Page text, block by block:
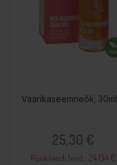
Vaarikaseemneõli, 30ml
25,30 €
Püsikliendi hind : 24.04 €